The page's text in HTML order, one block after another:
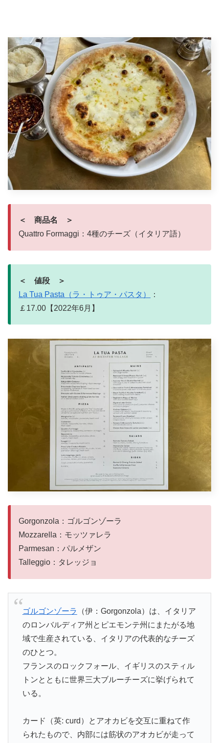
＜ 商品名 ＞
Quattro Formaggi：4種のチーズ（イタリア語）
＜ 値段 ＞
La Tua Pasta（ラ・トゥア・パスタ）
：
￡17.00【2022年6月】
Gorgonzola：ゴルゴンゾーラ
Mozzarella：モッツァレラ
Parmesan：パルメザン
Talleggio：タレッジョ
ゴルゴンゾーラ
（伊：Gorgonzola）は、イタリア
のロンバルディア州とピエモンテ州にまたがる地
域で生産されている、イタリアの代表的なチーズ
のひとつ。
フランスのロックフォール、イギリスのスティル
トンとともに世界三大ブルーチーズに挙げられて
いる。
カード（英: curd）とアオカビを交互に重ねて作
られたもので、内部には筋状のアオカビが走って